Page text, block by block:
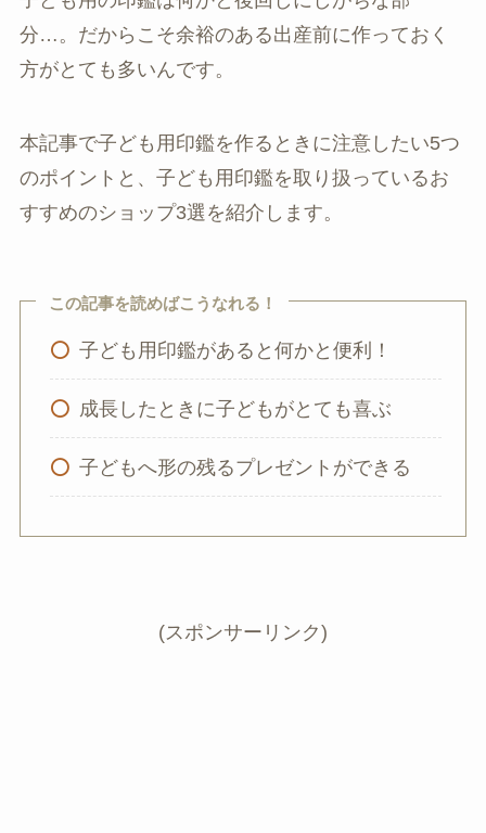
分…。だからこそ余裕のある出産前に作っておく
方がとても多いんです。
本記事で子ども用印鑑を作るときに注意したい5つ
のポイントと、子ども用印鑑を取り扱っているお
すすめのショップ3選を紹介します。
この記事を読めばこうなれる！
子ども用印鑑があると何かと便利！
成長したときに子どもがとても喜ぶ
子どもへ形の残るプレゼントができる
(スポンサーリンク)